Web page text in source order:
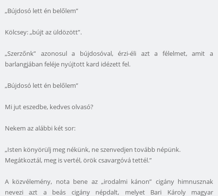
„Bújdosó lett én belőlem”
Kölcsey: „bújt az üldözött”.
„Szerzőnk” azonosul a bújdosóval, érzi-éli azt a félelmet, amit a
barlangjában feléje nyújtott kard idézett fel.
„Bújdosó lett én belőlem”
Mi jut eszedbe, kedves olvasó?
Nekem az alábbi két sor:
„Isten könyörülj meg nékünk, ne szenvedjen tovább népünk.
Megátkoztál, meg is vertél, örök csavargóvá tettél.”
A közvélemény, nota bene az „irodalmi kánon” cigány himnusznak
nevezi azt a beás cigány népdalt, melyet Bari Károly magyar